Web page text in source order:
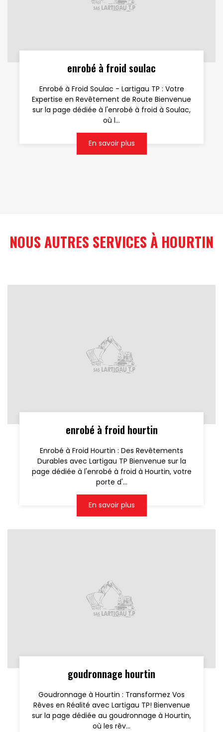
enrobé à froid soulac
Enrobé à Froid Soulac - Lartigau TP : Votre
Expertise en Revêtement de Route Bienvenue
sur la page dédiée à l'enrobé à froid à Soulac,
où l...
En savoir plus
NOUS AUTRES SERVICES À HOURTIN
enrobé à froid hourtin
Enrobé à Froid Hourtin : Des Revêtements
Durables avec Lartigau TP Bienvenue sur la
page dédiée à l'enrobé à froid à Hourtin, votre
porte d'...
En savoir plus
goudronnage hourtin
Goudronnage à Hourtin : Transformez Vos
Rêves en Réalité avec Lartigau TP! Bienvenue
sur la page dédiée au goudronnage à Hourtin,
où les rêv...